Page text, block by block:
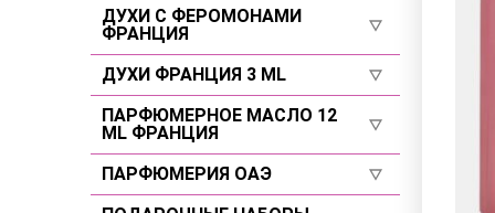
Для женщин
Для мужчин
Селективы
ДУХИ С ФЕРОМОНАМИ
ФРАНЦИЯ
Селективы
Для женщин
Для мужчин
ДУХИ ФРАНЦИЯ 3 ML
Для женщин
Для мужчин
Селективы
ПАРФЮМЕРНОЕ МАСЛО 12
ML ФРАНЦИЯ
Для женщин
ПАРФЮМЕРИЯ ОАЭ